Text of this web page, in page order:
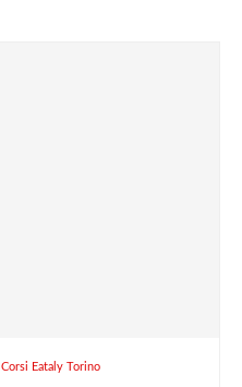
Corsi Eataly Torino